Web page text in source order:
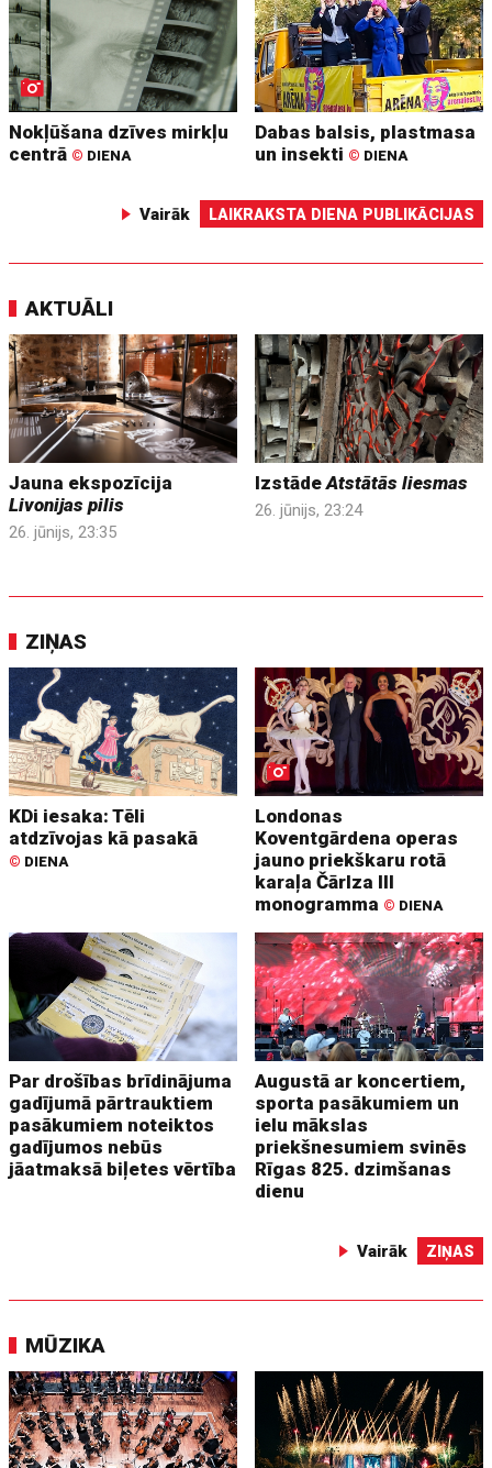
Nokļūšana dzīves mirkļu
centrā © DIENA
Dabas balsis, plastmasa
un insekti © DIENA
Vairāk LAIKRAKSTA DIENA PUBLIKĀCIJAS
AKTUĀLI
Jauna ekspozīcija
Livonijas pilis
26. jūnijs, 23:35
IzstādeAtstātās liesmas
26. jūnijs, 23:24
ZIŅAS
KDi iesaka: Tēli
atdzīvojas kā pasakā
© DIENA
Londonas
Koventgārdena operas
jauno priekškaru rotā
karaļa Čārlza III
monogramma © DIENA
Par drošības brīdinājuma
gadījumā pārtrauktiem
pasākumiem noteiktos
gadījumos nebūs
jāatmaksā biļetes vērtība
Augustā ar koncertiem,
sporta pasākumiem un
ielu mākslas
priekšnesumiem svinēs
Rīgas 825. dzimšanas
dienu
Vairāk ZIŅAS
MŪZIKA